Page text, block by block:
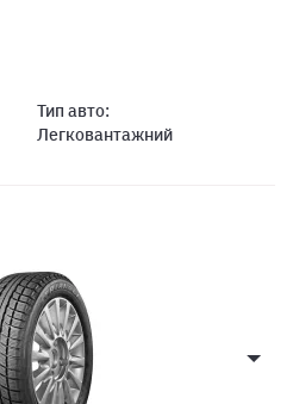
Тип авто:
Легковантажний